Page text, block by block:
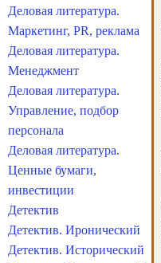
Деловая литература.
Маркетинг, PR, реклама
Деловая литература.
Менеджмент
Деловая литература.
Управление, подбор
персонала
Деловая литература.
Ценные бумаги,
инвестиции
Детектив
Детектив. Иронический
Детектив. Исторический